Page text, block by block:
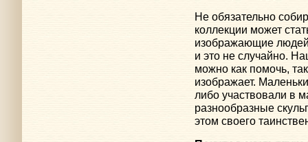
Не обязательно
коллекции может
изображающие
и это не случайно.
можно как помочь,
изображает.
либо участвовали в
разнообразные
этом своего